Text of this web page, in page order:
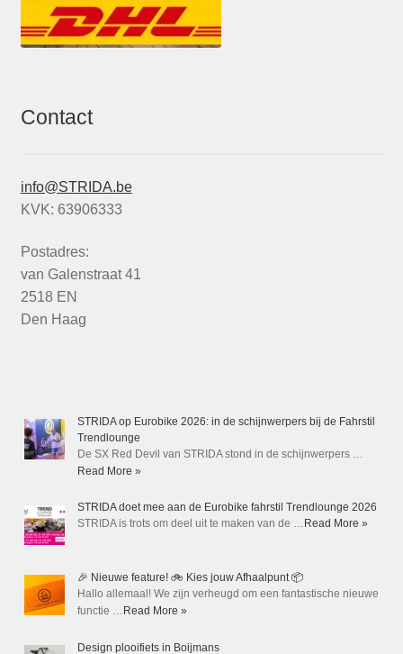
Contact
info@STRIDA.be
KVK: 63906333
Postadres:
van Galenstraat 41
2518 EN
Den Haag
STRIDA op Eurobike 2026: in de schijnwerpers bij de Fahrstil
Trendlounge
De SX Red Devil van STRIDA stond in de schijnwerpers …
Read More »
STRIDA doet mee aan de Eurobike fahrstil Trendlounge 2026
STRIDA is trots om deel uit te maken van de … Read More »
🎉 Nieuwe feature! 🚲 Kies jouw Afhaalpunt 📦
Hallo allemaal! We zijn verheugd om een fantastische nieuwe
functie … Read More »
Design plooifiets in Boijmans